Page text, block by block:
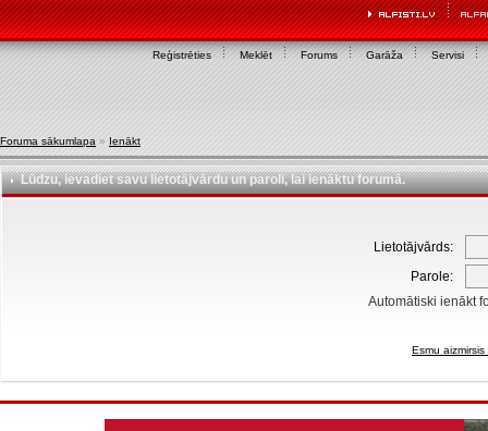
Reģistrēties Meklēt Forums Garāža Servisi
Foruma sākumlapa » Ienākt
Lūdzu, ievadiet savu lietotājvārdu un paroli, lai ienāktu forumā.
Lietotājvārds:
Parole:
Automātiski ienākt
Esmu